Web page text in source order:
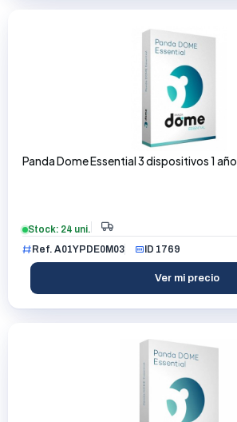
Panda Dome Essential 3 dispositivos 1 año
Stock: 24 uni.
Ref. A01YPDE0M03
ID 1769
Ver mi precio